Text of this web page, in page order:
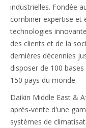
industrielles. Fondée
combiner expertise et
technologies
des clients et de la
dernières décennies
disposer de 100
150 pays du monde.
Daikin Middle East &
après-vente d'une
systèmes de